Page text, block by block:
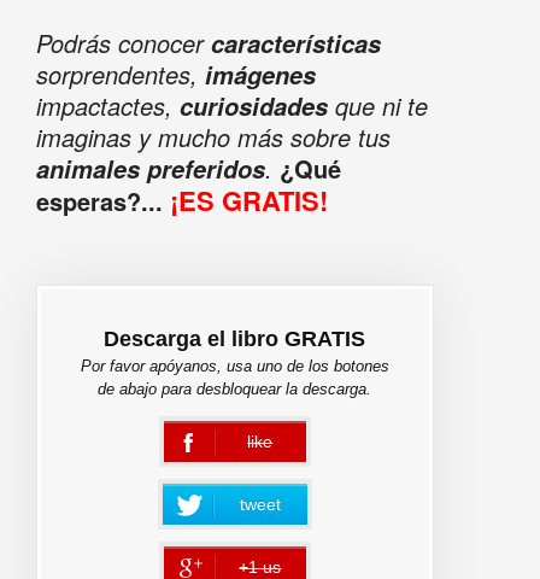
Podrás conocercaracterísticas
sorprendentes, imágenes
impactactes, curiosidadesque ni te
imaginas y mucho más sobre tus
animales preferidos. ¿Qué
esperas?... ¡ES GRATIS!
Descarga el libro GRATIS
Por favor apóyanos, usa uno de los botones
de abajo para desbloquear la descarga.
like
error
tweet
+1 us
error